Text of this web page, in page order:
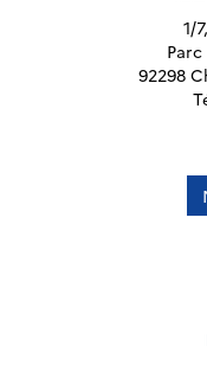
1/
92298